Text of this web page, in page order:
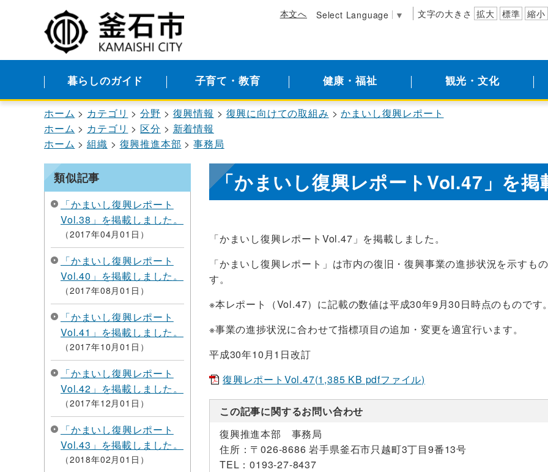
本文へ Select Language ▼ 文字の大きさ 拡大 標準 縮小
暮らしのガイド 子育て・教育 健康・福祉 観光・文化
ホーム カテゴリ 分野 復興情報 復興に向けての取組み
かまいし復興レポート
ホーム
カテゴリ 区分
新着情報
ホーム
組織 復興推進本部 事務局
類似記事
「かまいし復興レポート
Vol.38」を掲載しました。
2017年04月01日
「かまいし復興レポート
Vol.40」を掲載しました。
2017年08月01日
「かまいし復興レポート
Vol.41」を掲載しました。
2017年10月01日
「かまいし復興レポート
Vol.42」を掲載しました。
2017年12月01日
「かまいし復興レポート
Vol.43」を掲載しました。
2018年02月01日
「かまいし復興レポートVol.47」を掲
「かまいし復興レポートVol.47」を掲載しました。
「かまいし復興レポート」は市内の復旧・復興事業の進捗状況を示すも
す。
※本レポート（Vol.47）に記載の数値は平成30年9月30日時点のものです。
※事業の進捗状況に合わせて指標項目の追加・変更を適宜行います。
平成30年10月1日改訂
復興レポートVol.47(1,385 KB pdfファイル)
この記事に関するお問い合わせ
復興推進本部 事務局
住所： 〒026-8686 岩手県釜石市只越町3丁目9番13号
TEL：0193-27-8437